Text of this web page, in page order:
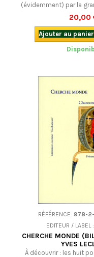
(évidemment) par la
balade évocatrice
d'historiens, de
évoquent les
nous ont transmis.
passionnante et qui a de
20,00
Ajouter au panier
RÉFÉRENCE: 978-2-
EDITEUR / LABEL :
CHERCHE MONDE
YVES
À découvrir : les huit